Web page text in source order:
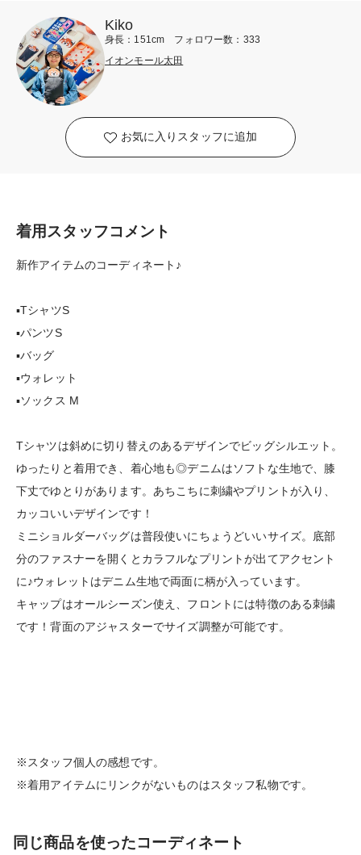
Kiko
身長：151cm フォロワー数：333
イオンモール太田
お気に入りスタッフに追加
着用スタッフコメント
新作アイテムのコーディネート♪
▪️TシャツS
▪️パンツS
▪️バッグ
▪️ウォレット
▪️ソックス M
Tシャツは斜めに切り替えのあるデザインでビッグシルエット。
ゆったりと着用でき、着心地も◎デニムはソフトな生地で、膝
下丈でゆとりがあります。あちこちに刺繍やプリントが入り、
カッコいいデザインです！
ミニショルダーバッグは普段使いにちょうどいいサイズ。底部
分のファスナーを開くとカラフルなプリントが出てアクセント
に♪ウォレットはデニム生地で両面に柄が入っています。
キャップはオールシーズン使え、フロントには特徴のある刺繍
です！背面のアジャスターでサイズ調整が可能です。
※スタッフ個人の感想です。
※着用アイテムにリンクがないものはスタッフ私物です。
同じ商品を使ったコーディネート